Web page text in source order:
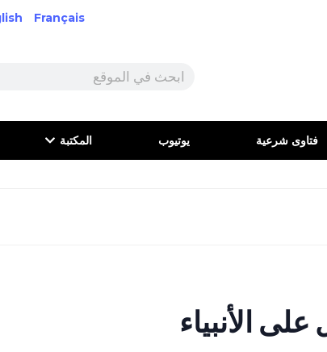
Français
فتاوى شرعية يوتيوب المكتبة
الأنبياء